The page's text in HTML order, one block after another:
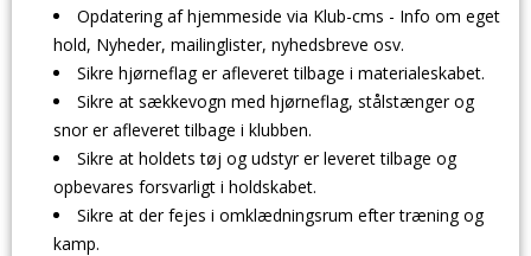
Opdatering af hjemmeside via Klub-cms - Info om eget
hold, Nyheder, mailinglister, nyhedsbreve osv.
Sikre hjørneflag er afleveret tilbage i materialeskabet.
Sikre at sækkevogn med hjørneflag, stålstænger og
snor er afleveret tilbage i klubben.
Sikre at holdets tøj og udstyr er leveret tilbage og
opbevares forsvarligt i holdskabet.
Sikre at der fejes i omklædningsrum efter træning og
kamp.